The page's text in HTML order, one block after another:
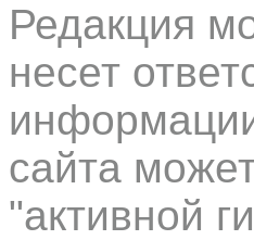
Редакция
несет
сайта
"активной